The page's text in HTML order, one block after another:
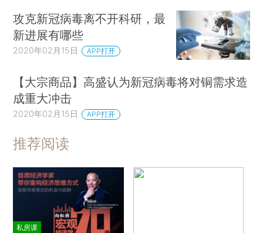
攻克新冠病毒离不开科研，最
新进展有哪些
2020年02月15日 APP打开
【大宗商品】高盛认为新冠病毒将对铜需求造
成重大冲击
2020年02月15日 APP打开
推荐阅读
私房课